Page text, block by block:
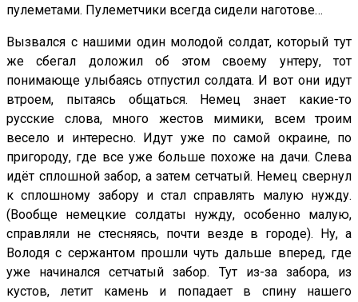
пулеметами. Пулеметчики всегда сидели наготове…
Вызвался с нашими один молодой солдат, который тут
же сбегал доложил об этом своему унтеру, тот
понимающе улыбаясь отпустил солдата. И вот они идут
втроем, пытаясь общаться. Немец знает какие-то
русские слова, много жестов мимики, всем троим
весело и интересно. Идут уже по самой окраине, по
пригороду, где все уже больше похоже на дачи. Слева
идёт сплошной забор, а затем сетчатый. Немец свернул
к сплошному забору и стал справлять малую нужду.
(Вообще немецкие солдаты нужду, особенно малую,
справляли не стесняясь, почти везде в городе). Ну, а
Володя с сержантом прошли чуть дальше вперед, где
уже начинался сетчатый забор. Тут из-за забора, из
кустов, летит камень и попадает в спину нашего